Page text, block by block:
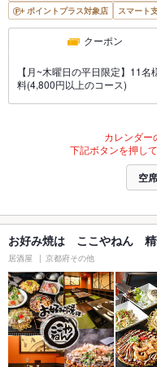
ポイントプラス対象店
スマート
クーポン
【月~木曜日の平日限定】11
料(4,800円以上のコース)
カレンダー
下記ボタンを押し
空
お好み焼は ここやねん 精
居酒屋 京都府その他